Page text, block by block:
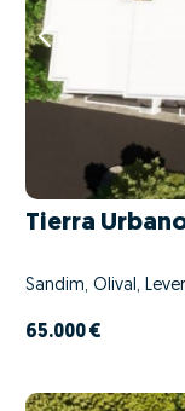
Tierra
Sandim, Olival,
65.000 €